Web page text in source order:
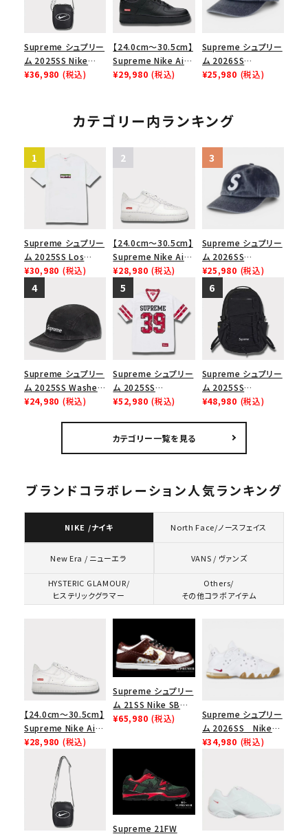
カー シューズ ホワイ
Supreme シュプリー
ム 2025SS Nike
Leather Shoulder
¥36,980 (税込)
【24.0cm～30.5cm】
Supreme Nike Air
Force 1 Low シュプ
ューズ ブラック
¥29,980 (税込)
Supreme シュプリー
ム 2026SS
Pigment Coated S
ゴ 6パネル ネイビー
¥25,980 (税込)
カテゴリー内ランキング
Supreme シュプリー
ム 2025SS Los
Angeles Fire Relief
Box Logo Tee ファ
イヤーリリーフボック
スロゴTシャツ ホワ
イト 白
¥30,980 (税込)
【24.0cm～30.5cm】
Supreme Nike Air
Force 1 Low シュプ
リーム ナイキエアフォ
ース１スニーカー シ
ューズ ホワイト
¥28,980 (税込)
Supreme シュプリー
ム 2026SS
Pigment Coated S
Logo 6-Panel ピグ
メントコーテッド Sロ
ゴ 6パネル ネイビー
¥25,980 (税込)
Supreme シュプリー
ム 2025SS Washed
Chino Twill Camp
¥24,980 (税込)
Supreme シュプリー
ム 2025SS
Bandana Football
ワイト
¥52,980 (税込)
Supreme シュプリー
ム 2025SS
Backpack バックパッ
¥48,980 (税込)
カテゴリー一覧を見る
ブランドコラボレーション人気ランキング
NIKE /ナイキ North Face/ノースフェイス
New Era / ニューエラ VANS / ヴァンズ
HYSTERIC GLAMOUR/
ヒステリックグラマー
Others/
その他コラボアイテム
【24.0cm～30.5cm】
Supreme Nike Air
Force 1 Low シュプ
リーム ナイキエアフォ
ース１スニーカー シ
ューズ ホワイト
¥28,980 (税込)
Supreme シュプリー
ム 21SS Nike SB
Dunk Low ナイキSB
¥65,980 (税込)
Supreme シュプリー
ム 2026SS Nike
SB Air Max 2 CB 94
¥34,980 (税込)
Supreme 21FW